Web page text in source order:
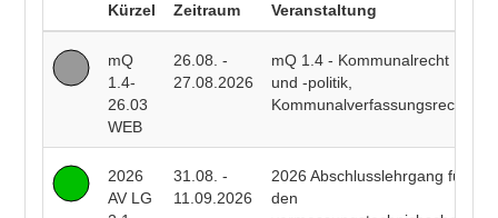
Kürzel Zeitraum Veranstaltung
mQ
1.4-
26.03
WEB
26.08. -
27.08.2026
mQ 1.4 - Kommunalrecht
und -politik,
Kommunalverfassungsrecht
2026
AV LG
31.08. -
11.09.2026
2026 Abschlusslehrgang für
den